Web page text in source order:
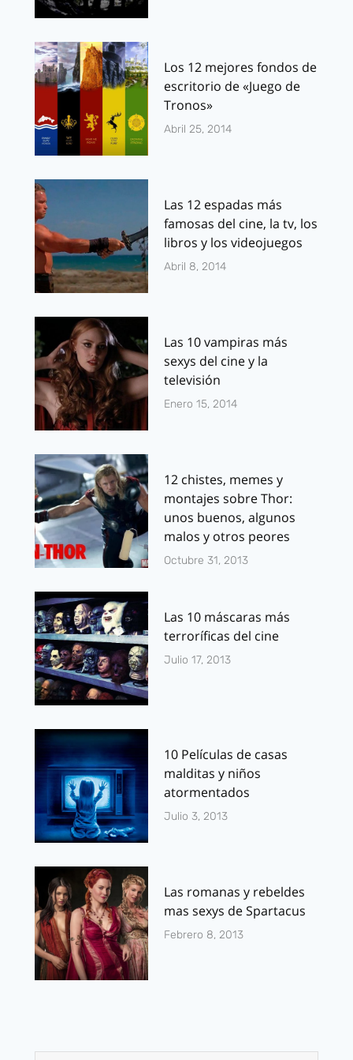
Los 12 mejores fondos de
escritorio de «Juego de
Tronos»
Abril 25, 2014
Las 12 espadas más
famosas del cine, la tv, los
libros y los videojuegos
Abril 8, 2014
Las 10 vampiras más
sexys del cine y la
televisión
Enero 15, 2014
12 chistes, memes y
montajes sobre Thor:
unos buenos, algunos
malos y otros peores
Octubre 31, 2013
Las 10 máscaras más
terroríficas del cine
Julio 17, 2013
10 Películas de casas
malditas y niños
atormentados
Julio 3, 2013
Las romanas y rebeldes
mas sexys de Spartacus
Febrero 8, 2013